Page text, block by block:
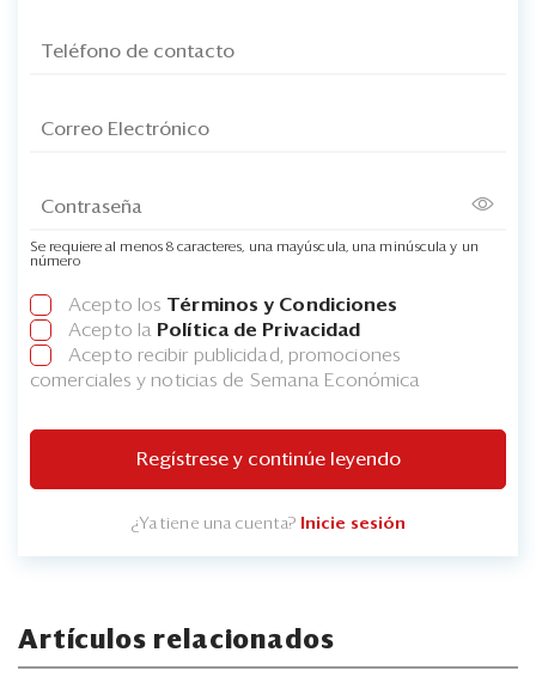
Se requiere al menos 8 caracteres, una mayúscula, una minúscula y un
número
Acepto los Términos y Condiciones
Acepto la Política de Privacidad
Acepto recibir publicidad, promociones
comerciales y noticias de Semana Económica
Regístrese y continúe leyendo
¿Ya tiene una cuenta? Inicie sesión
Artículos relacionados